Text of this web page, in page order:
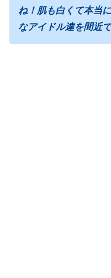
ね！肌も白くて本当
なアイドル達を間近